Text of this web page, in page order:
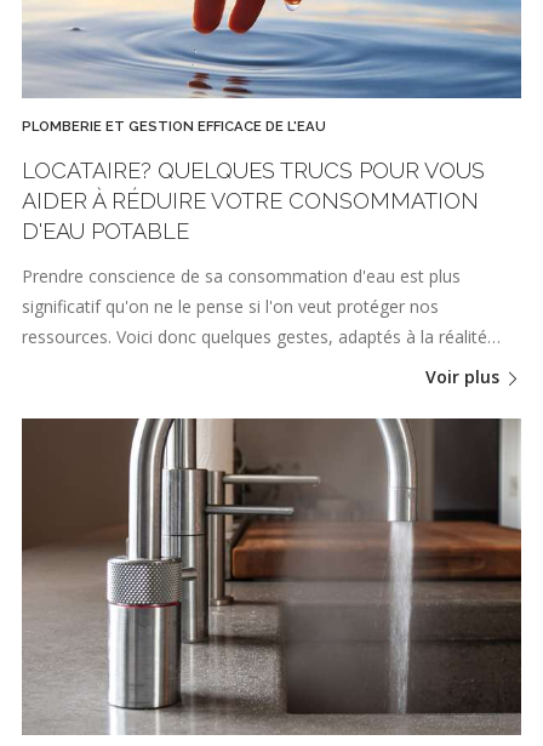
PLOMBERIE ET GESTION EFFICACE DE L'EAU
LOCATAIRE? QUELQUES TRUCS POUR VOUS
AIDER À RÉDUIRE VOTRE CONSOMMATION
D'EAU POTABLE
Prendre conscience de sa consommation d'eau est plus
significatif qu'on ne le pense si l'on veut protéger nos
ressources. Voici donc quelques gestes, adaptés à la réalité…
Voir plus